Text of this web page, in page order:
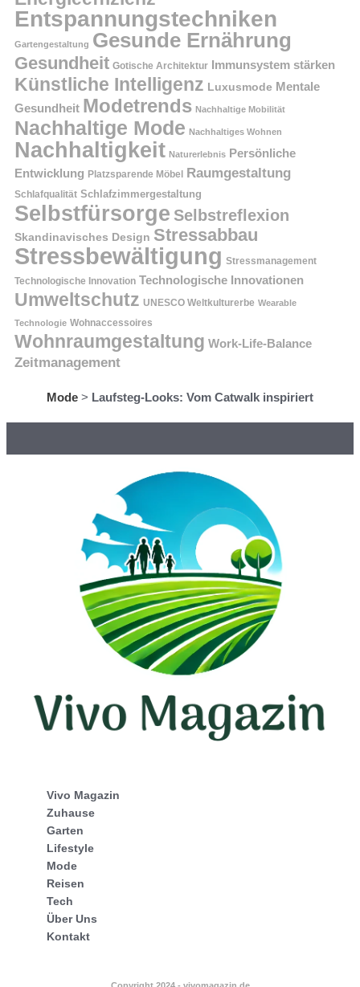
Entspannungstechniken
Gartengestaltung Gesunde Ernährung
Gesundheit Gotische Architektur Immunsystem stärken
Künstliche Intelligenz Luxusmode Mentale
Gesundheit Modetrends Nachhaltige Mobilität
Nachhaltige Mode Nachhaltiges Wohnen
Nachhaltigkeit Naturerlebnis Persönliche
Entwicklung Platzsparende Möbel Raumgestaltung
Schlafqualität Schlafzimmergestaltung
Selbstfürsorge Selbstreflexion
Skandinavisches Design Stressabbau
Stressbewältigung Stressmanagement
Technologische Innovation Technologische Innovationen
Umweltschutz UNESCO Weltkulturerbe Wearable
Technologie Wohnaccessoires
Wohnraumgestaltung Work-Life-Balance
Zeitmanagement
Mode > Laufsteg-Looks: Vom Catwalk inspiriert
Vivo Magazin
Zuhause
Garten
Lifestyle
Mode
Reisen
Tech
Über Uns
Kontakt